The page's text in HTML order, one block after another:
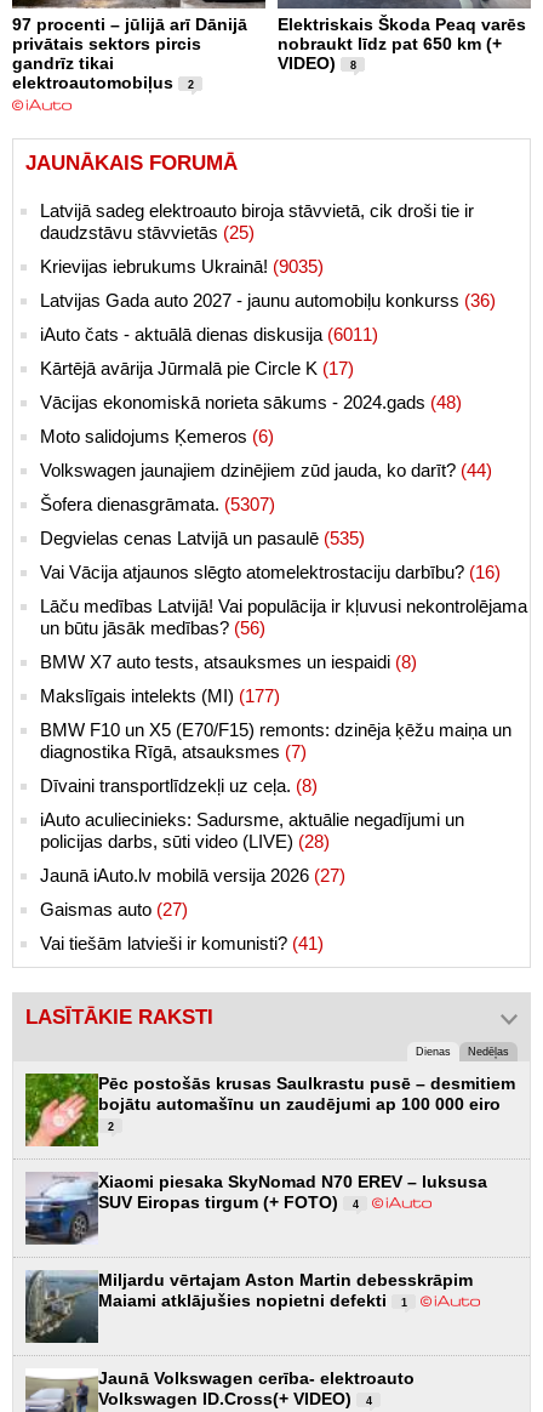
97 procenti – jūlijā arī Dānijā
privātais sektors pircis
gandrīz tikai
elektroautomobiļus
2
Elektriskais Škoda Peaq varēs
nobraukt līdz pat 650 km (+
VIDEO)
8
JAUNĀKAIS FORUMĀ
Latvijā sadeg elektroauto biroja stāvvietā, cik droši tie ir
daudzstāvu stāvvietās (25)
Krievijas iebrukums Ukrainā! (9035)
Latvijas Gada auto 2027 - jaunu automobiļu konkurss (36)
iAuto čats - aktuālā dienas diskusija (6011)
Kārtējā avārija Jūrmalā pie Circle K (17)
Vācijas ekonomiskā norieta sākums - 2024.gads (48)
Moto salidojums Ķemeros (6)
Volkswagen jaunajiem dzinējiem zūd jauda, ko darīt? (44)
Šofera dienasgrāmata. (5307)
Degvielas cenas Latvijā un pasaulē (535)
Vai Vācija atjaunos slēgto atomelektrostaciju darbību? (16)
Lāču medības Latvijā! Vai populācija ir kļuvusi nekontrolējama
un būtu jāsāk medības? (56)
BMW X7 auto tests, atsauksmes un iespaidi (8)
Makslīgais intelekts (MI) (177)
BMW F10 un X5 (E70/F15) remonts: dzinēja ķēžu maiņa un
diagnostika Rīgā, atsauksmes (7)
Dīvaini transportlīdzekļi uz ceļa. (8)
iAuto aculiecinieks: Sadursme, aktuālie negadījumi un
policijas darbs, sūti video (LIVE) (28)
Jaunā iAuto.lv mobilā versija 2026 (27)
Gaismas auto (27)
Vai tiešām latvieši ir komunisti? (41)
LASĪTĀKIE RAKSTI
Dienas Nedēļas
Pēc postošās krusas Saulkrastu pusē – desmitiem
bojātu automašīnu un zaudējumi ap 100 000 eiro
2
Xiaomi piesaka SkyNomad N70 EREV – luksusa
SUV Eiropas tirgum (+ FOTO)
4
Miljardu vērtajam Aston Martin debesskrāpim
Maiami atklājušies nopietni defekti
1
Jaunā Volkswagen cerība- elektroauto
Volkswagen ID.Cross(+ VIDEO)
4